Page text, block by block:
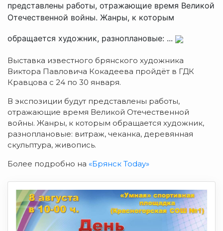
представлены работы, отражающие время Великой
Отечественной войны. Жанры, к которым
обращается художник, разноплановые: ...
Выставка известного брянского художника
Виктора Павловича Кокадеева пройдёт в ГДК
Кравцова с 24 по 30 января.
В экспозиции будут представлены работы,
отражающие время Великой Отечественной
войны. Жанры, к которым обращается художник,
разноплановые: витраж, чеканка, деревянная
скульптура, живопись.
Более подробно на «Брянск Today»